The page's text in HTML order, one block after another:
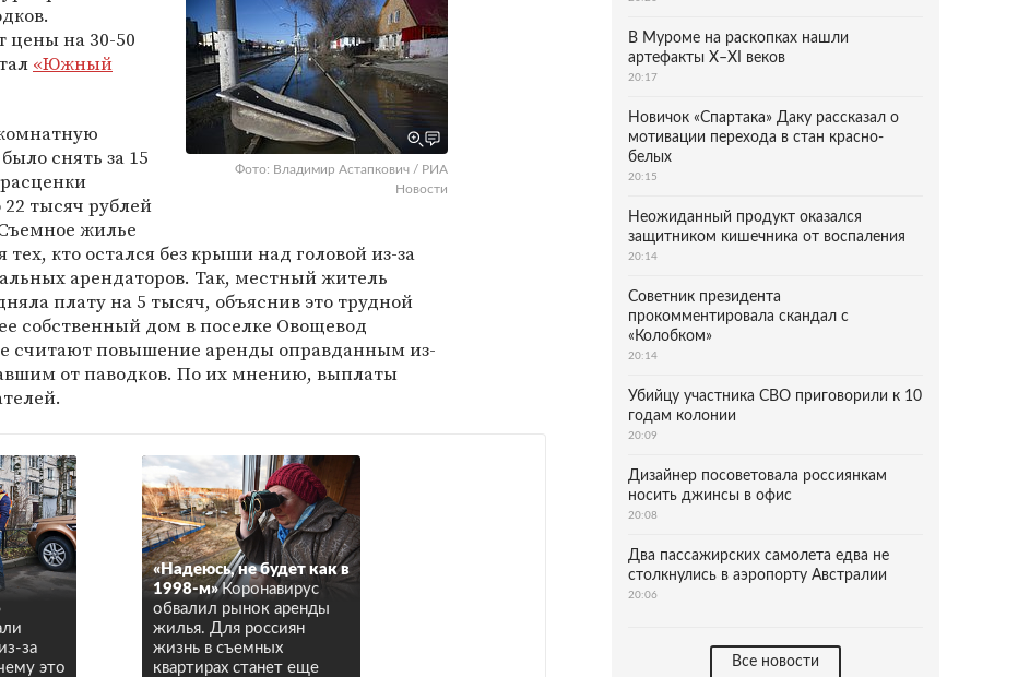
Фото: Владимир Астапкович / РИА
Новости
на 30-50
«Южный
снять за 15
тысяч рублей
жилье
кто остался без крыши над головой из-за
арендаторов. Так, местный житель
плату на 5 тысяч, объяснив это трудной
собственный дом в поселке Овощевод
считают повышение аренды оправданным из-
от паводков. По их мнению, выплаты
за
это
«Надеюсь, не будет как в
1998-м» Коронавирус
обвалил рынок аренды
жилья. Для россиян
жизнь в съемных
квартирах станет еще
В Муроме на раскопках нашли
артефакты X–XI веков
20:17
Новичок «Спартака» Даку рассказал о
мотивации перехода в стан красно-
белых
20:15
Неожиданный продукт оказался
защитником кишечника от воспаления
20:14
Советник президента
прокомментировала скандал с
«Колобком»
20:14
Убийцу участника СВО приговорили к 10
годам колонии
20:09
Дизайнер посоветовала россиянкам
носить джинсы в офис
20:08
Два пассажирских самолета едва не
столкнулись в аэропорту Австралии
20:06
Все новости